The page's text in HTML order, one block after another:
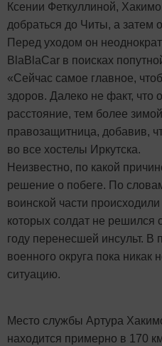
Ксении Феткуллиной,
добраться до Читы, а затем
Перед уходом он
BlaBlaCar в поисках
«Сейчас самое главное,
здоров. Далеко не факт, что
расстояние, тем более
правозащитница, добавив,
во все хостелы Иркутска.
Неизвестно, по какой
решение о побеге. По
воинской части
которых солдат не решился
году перенесшей инсульт. В
военного округа пока никак
ситуацию.
Место службы Артура
находится примерно в 170